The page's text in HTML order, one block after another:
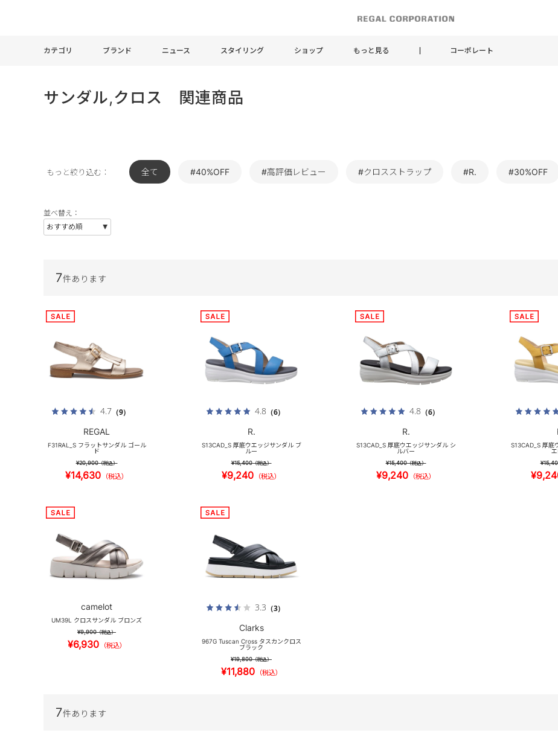
カテゴリ ブランド ニュース スタイリング ショップ もっと見る コーポレート
サンダル,クロス 関連商品
もっと絞り込む： 全て #40%OFF #高評価レビュー #クロスストラップ #R. #30%OFF
並べ替え：
7件あります
4.7（9）
REGAL
F31RAL_S フラットサンダル ゴール
ド
¥20,900（税込）
¥14,630 （税込）
4.8 （6）
R.
S13CAD_S 厚底ウエッジサンダル ブ
ルー
¥15,400（税込）
¥9,240 （税込）
4.8 （6）
R.
S13CAD_S 厚底ウエッジサンダル シ
ルバー
¥15,400（税込）
¥9,240 （税込）
S13CAD_S 厚底
camelot
UM39L クロスサンダル ブロンズ
¥9,900（税込）
¥6,930 （税込）
3.3 （3）
Clarks
967G Tuscan Cross タスカンクロス
ブラック
¥19,800（税込）
¥11,880 （税込）
7件あります